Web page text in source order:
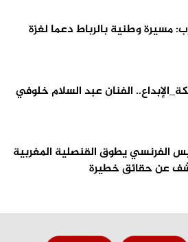
مسيرة وطنية بالرباط دعما لغزة
الفنان عبد السلام خلوفي
الفرنسي يطوق القنصلية المغربية
عن حقائق خطيرة